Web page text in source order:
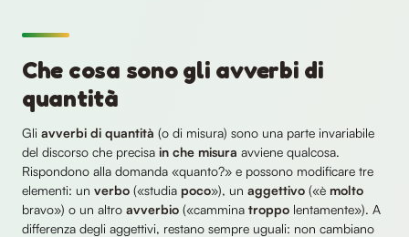
Che cosa sono gli avverbi di
quantità
Gli avverbi di quantità (o di misura) sono una parte invariabile
del discorso che precisa in che misura avviene qualcosa.
Rispondono alla domanda «quanto?» e possono modificare tre
elementi: un verbo («studia poco»), un aggettivo («è molto
bravo») o un altro avverbio («cammina troppo lentamente»). A
differenza degli aggettivi, restano sempre uguali: non cambiano